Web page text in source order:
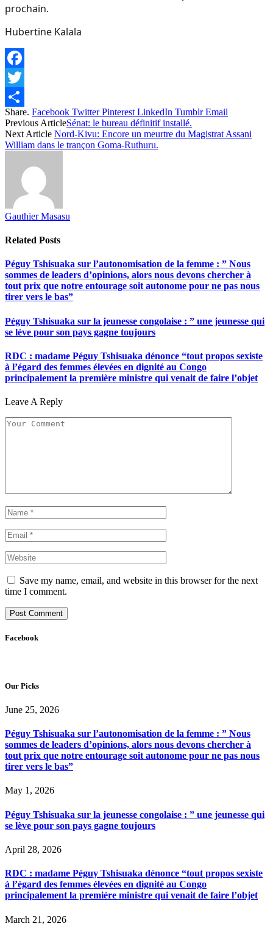
prochain.
Hubertine Kalala
Facebook
Twitter
Share
Share. Facebook Twitter Pinterest LinkedIn Tumblr Email
Previous ArticleSénat: le bureau définitif installé.
Next Article Nord-Kivu: Encore un meurtre du Magistrat Assani
William dans le trançon Goma-Ruthuru.
Gauthier Masasu
Related Posts
Péguy Tshisuaka sur l’autonomisation de la femme : ” Nous
sommes de leaders d’opinions, alors nous devons chercher à
tout prix que notre entourage soit autonome pour ne pas nous
tirer vers le bas”
Péguy Tshisuaka sur la jeunesse congolaise : ” une jeunesse qui
se lève pour son pays gagne toujours
RDC : madame Péguy Tshisuaka dénonce “tout propos sexiste
à l’égard des femmes élevées en dignité au Congo
principalement la première ministre qui venait de faire l’objet
Leave A Reply
Save my name, email, and website in this browser for the next
time I comment.
Facebook
Our Picks
June 25, 2026
Péguy Tshisuaka sur l’autonomisation de la femme : ” Nous
sommes de leaders d’opinions, alors nous devons chercher à
tout prix que notre entourage soit autonome pour ne pas nous
tirer vers le bas”
May 1, 2026
Péguy Tshisuaka sur la jeunesse congolaise : ” une jeunesse qui
se lève pour son pays gagne toujours
April 28, 2026
RDC : madame Péguy Tshisuaka dénonce “tout propos sexiste
à l’égard des femmes élevées en dignité au Congo
principalement la première ministre qui venait de faire l’objet
March 21, 2026